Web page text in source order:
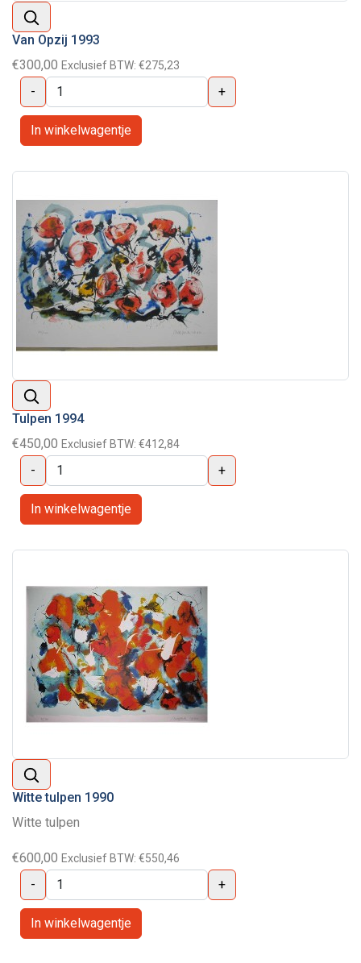
Van Opzij 1993
€300,00 Exclusief BTW: €275,23
- +
Tulpen 1994
€450,00 Exclusief BTW: €412,84
- +
Witte tulpen 1990
Witte tulpen
€600,00 Exclusief BTW: €550,46
- +